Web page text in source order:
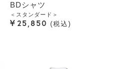
BDシャツ
＜スタンダード＞
¥ 25,850 税込